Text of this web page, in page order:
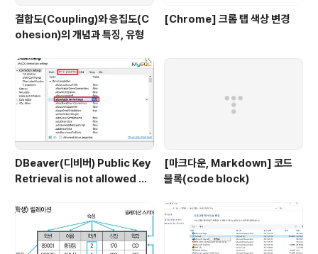
결합도(Coupling)와 응집도(C
ohesion)의 개념과 특징, 유형
[Chrome] 크롬 탭 색상 변경
DBeaver(디비버) Public Key
Retrieval is not allowed 에
[마크다운, Markdown] 코드
블록(code block)